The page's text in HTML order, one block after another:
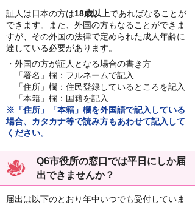
証人は日本の方は18歳以上であればなることが
できます。また、外国の方もなることができま
すが、その外国の法律で定められた成人年齢に
達している必要があります。
・外国の方が証人となる場合の書き方
「署名」欄：フルネームで記入
「住所」欄：住民登録しているところを記入
「本籍」欄：国籍を記入
※「住所」「本籍」欄を外国語で記入している
場合、カタカナ等で読み方もあわせて記入して
ください。
Q6市役所の窓口では平日にしか届
出できませんか？
届出は以下のとおり年中いつでも受付していま